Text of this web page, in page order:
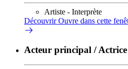
Artiste - Interprète
DécouvrirOuvre dans cette
Acteur principal /